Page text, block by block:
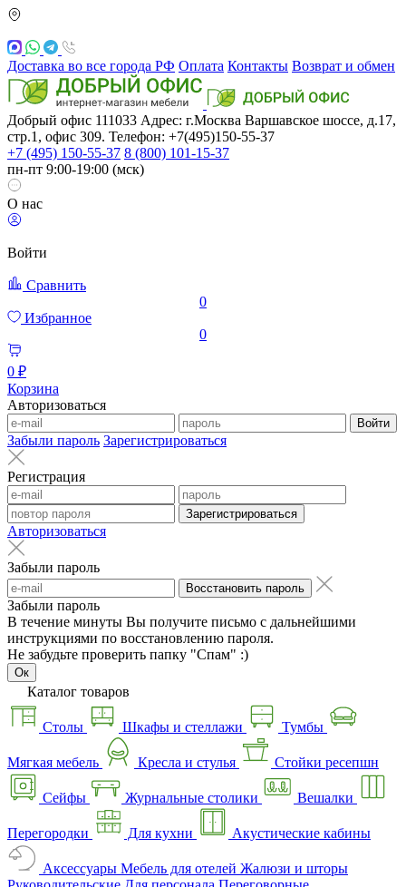
Доставка во все города РФ Оплата Контакты Возврат и обмен
Добрый офис 111033 Адрес: г.Москва Варшавское шоссе, д.17,
стр.1, офис 309. Телефон: +7(495)150-55-37
+7 (495) 150-55-37 8 (800) 101-15-37
пн-пт 9:00-19:00 (мск)
О нас
Войти
Сравнить
0
Избранное
0
0 ₽
Корзина
Авторизоваться
Войти
Забыли пароль Зарегистрироваться
Регистрация
Зарегистрироваться
Авторизоваться
Забыли пароль
Восстановить пароль
Забыли пароль
В течение минуты Вы получите письмо с дальнейшими
инструкциями по восстановлению пароля.
Не забудьте проверить папку "Спам" :)
Ок
Каталог товаров
Столы Шкафы и стеллажи Тумбы
Мягкая мебель Кресла и стулья Стойки ресепшн
Сейфы Журнальные столики Вешалки
Перегородки Для кухни Акустические кабины
Аксессуары Мебель для отелей Жалюзи и шторы